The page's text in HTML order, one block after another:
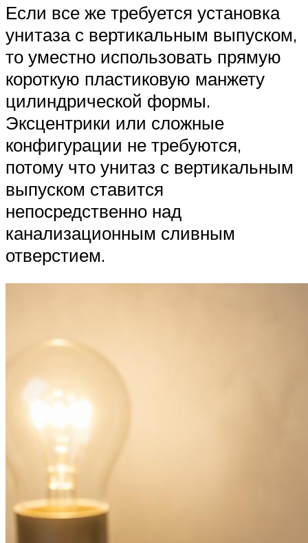
Если все же требуется установка
унитаза с вертикальным выпуском,
то уместно использовать прямую
короткую пластиковую манжету
цилиндрической формы.
Эксцентрики или сложные
конфигурации не требуются,
потому что унитаз с вертикальным
выпуском ставится
непосредственно над
канализационным сливным
отверстием.